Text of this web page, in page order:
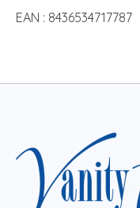
EAN : 8436534717787